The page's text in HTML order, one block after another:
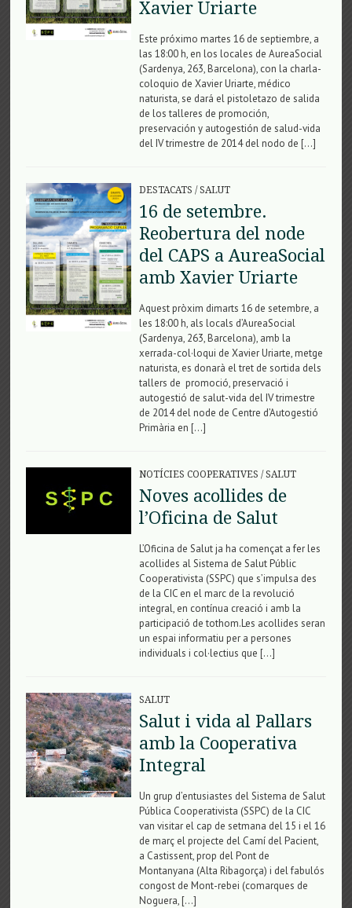
Xavier Uriarte
Este próximo martes 16 de septiembre, a
las 18:00 h, en los locales de AureaSocial
(Sardenya, 263, Barcelona), con la charla-
coloquio de Xavier Uriarte, médico
naturista, se dará el pistoletazo de salida
de los talleres de promoción,
preservación y autogestión de salud-vida
del IV trimestre de 2014 del nodo de […]
DESTACATS /SALUT
16 de setembre.
Reobertura del node
del CAPS a AureaSocial
amb Xavier Uriarte
Aquest pròxim dimarts 16 de setembre, a
les 18:00 h, als locals d’AureaSocial
(Sardenya, 263, Barcelona), amb la
xerrada-col·loqui de Xavier Uriarte, metge
naturista, es donarà el tret de sortida dels
tallers de promoció, preservació i
autogestió de salut-vida del IV trimestre
de 2014 del node de Centre d’Autogestió
Primària en […]
NOTÍCIES COOPERATIVES /SALUT
Noves acollides de
l’Oficina de Salut
L’Oficina de Salut ja ha començat a fer les
acollides al Sistema de Salut Públic
Cooperativista (SSPC) que s’impulsa des
de la CIC en el marc de la revolució
integral, en contínua creació i amb la
participació de tothom.Les acollides seran
un espai informatiu per a persones
individuals i col·lectius que […]
SALUT
Salut i vida al Pallars
amb la Cooperativa
Integral
Un grup d’entusiastes del Sistema de Salut
Pública Cooperativista (SSPC) de la CIC
van visitar el cap de setmana del 15 i el 16
de març el projecte del Camí del Pacient,
a Castissent, prop del Pont de
Montanyana (Alta Ribagorça) i del fabulós
congost de Mont-rebei (comarques de
Noguera, […]